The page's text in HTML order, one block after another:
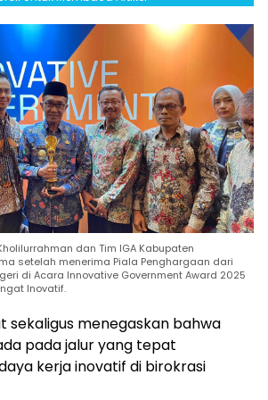
dan Tim IGA Kabupaten
setelah menerima Piala Penghargaan dari
di Acara Innovative Government Award 2025
Inovatif.
sekaligus menegaskan bahwa
pada jalur yang tepat
kerja inovatif di birokrasi